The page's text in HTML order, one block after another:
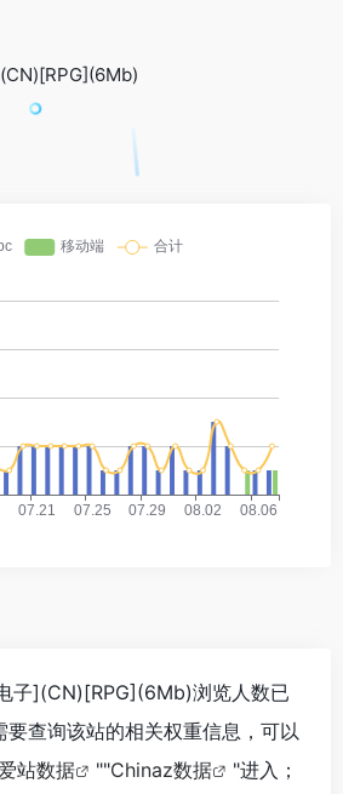
子](CN)[RPG](6Mb)浏览人数已
查询该站的相关权重信息，可以
爱站数据 ""Chinaz数据
"进入；